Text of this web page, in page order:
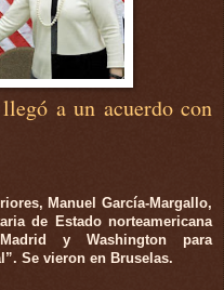
a un acuerdo con
Manuel García-Margallo,
de Estado norteamericana
y Washington para
Se vieron en Bruselas.